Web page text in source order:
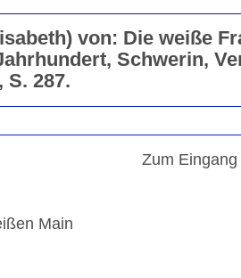
von: Die weiße
Schwerin,
S. 287.
Zum Eingang
Main